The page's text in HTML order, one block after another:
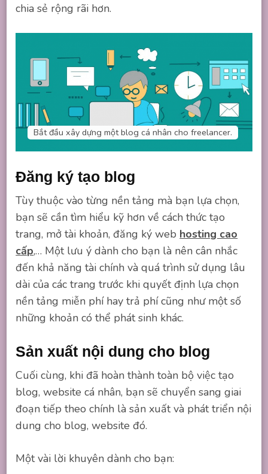
chia sẻ rộng rãi hơn.
Bắt đầu xây dựng một blog cá nhân cho freelancer.
Đăng ký tạo blog
Tùy thuộc vào từng nền tảng mà bạn lựa chọn,
bạn sẽ cần tìm hiểu kỹ hơn về cách thức tạo
trang, mở tài khoản, đăng ký web hosting cao
cấp,… Một lưu ý dành cho bạn là nên cân nhắc
đến khả năng tài chính và quá trình sử dụng lâu
dài của các trang trước khi quyết định lựa chọn
nền tảng miễn phí hay trả phí cũng như một số
những khoản có thể phát sinh khác.
Sản xuất nội dung cho blog
Cuối cùng, khi đã hoàn thành toàn bộ việc tạo
blog, website cá nhân, bạn sẽ chuyển sang giai
đoạn tiếp theo chính là sản xuất và phát triển nội
dung cho blog, website đó.
Một vài lời khuyên dành cho bạn: